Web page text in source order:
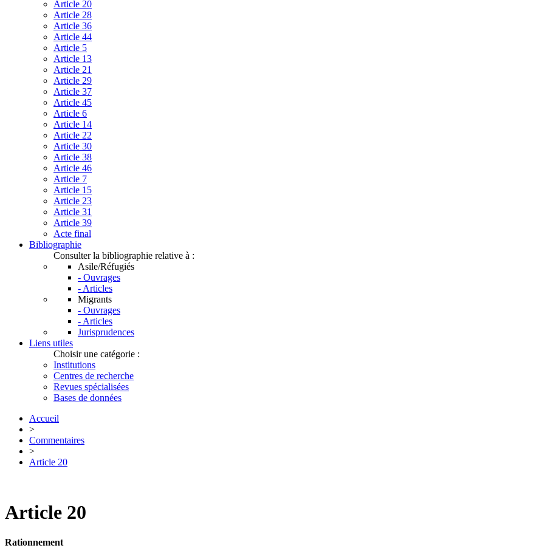
Article 20
Article 28
Article 36
Article 44
Article 5
Article 13
Article 21
Article 29
Article 37
Article 45
Article 6
Article 14
Article 22
Article 30
Article 38
Article 46
Article 7
Article 15
Article 23
Article 31
Article 39
Acte final
Bibliographie
Consulter la bibliographie relative à :
Asile/Réfugiés
- Ouvrages
- Articles
Migrants
- Ouvrages
- Articles
Jurisprudences
Liens utiles
Choisir une catégorie :
Institutions
Centres de recherche
Revues spécialisées
Bases de données
Accueil
>
Commentaires
>
Article 20
Article 20
Rationnement